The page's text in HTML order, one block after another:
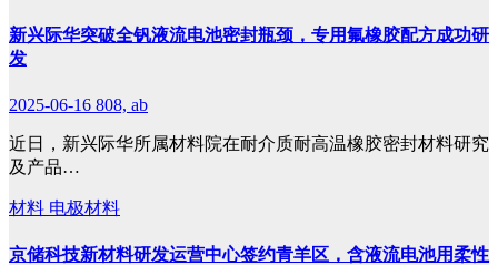
新兴际华突破全钒液流电池密封瓶颈，专用氟橡胶配方成功研
发
2025-06-16 808, ab
近日，新兴际华所属材料院在耐介质耐高温橡胶密封材料研究
及产品…
材料 电极材料
京储科技新材料研发运营中心签约青羊区，含液流电池用柔性